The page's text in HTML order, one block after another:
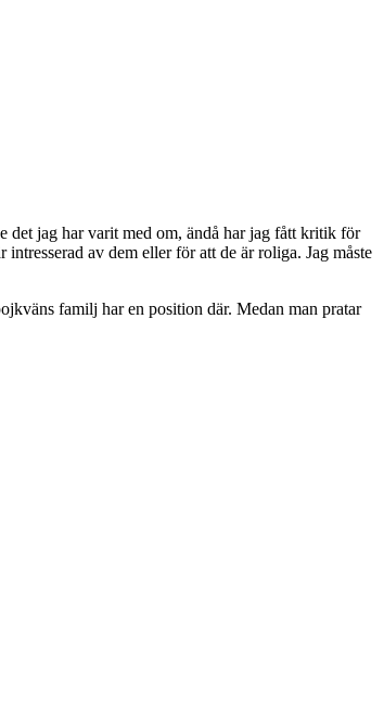
det jag har varit med om, ändå har jag fått kritik för
av dem eller för att de är roliga. Jag måste
familj har en position där. Medan man pratar